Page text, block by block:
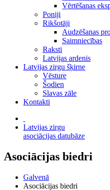
Vērtēšanas
Poniji
Rikšotāji
Audzēšanas
Saimniecības
Raksti
Latvijas ardenis
Latvijas zirgu šķirne
Vēsture
Šodien
Slavas zāle
Kontakti
Latvijas zirgu
asociācijas datubāze
Asociācijas biedri
Galvenā
Asociācijas biedri